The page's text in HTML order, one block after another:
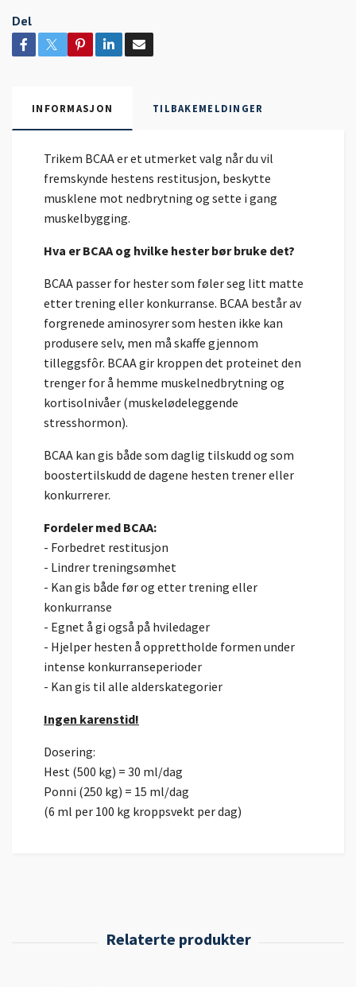
Del
INFORMASJON TILBAKEMELDINGER
Trikem BCAA er et utmerket valg når du vil
fremskynde hestens restitusjon, beskytte
musklene mot nedbrytning og sette i gang
muskelbygging.
Hva er BCAA og hvilke hester bør bruke det?
BCAA passer for hester som føler seg litt matte
etter trening eller konkurranse. BCAA består av
forgrenede aminosyrer som hesten ikke kan
produsere selv, men må skaffe gjennom
tilleggsfôr. BCAA gir kroppen det proteinet den
trenger for å hemme muskelnedbrytning og
kortisolnivåer (muskelødeleggende
stresshormon).
BCAA kan gis både som daglig tilskudd og som
boostertilskudd de dagene hesten trener eller
konkurrerer.
Fordeler med BCAA:
- Forbedret restitusjon
- Lindrer treningsømhet
- Kan gis både før og etter trening eller
konkurranse
- Egnet å gi også på hviledager
- Hjelper hesten å opprettholde formen under
intense konkurranseperioder
- Kan gis til alle alderskategorier
Ingen karenstid!
Dosering:
Hest (500 kg) = 30 ml/dag
Ponni (250 kg) = 15 ml/dag
(6 ml per 100 kg kroppsvekt per dag)